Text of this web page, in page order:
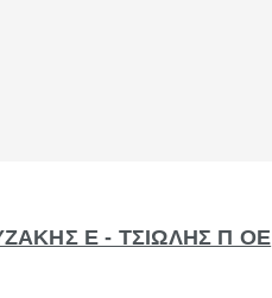
Ε - ΤΣΙΩΛΗΣ Π ΟΕ